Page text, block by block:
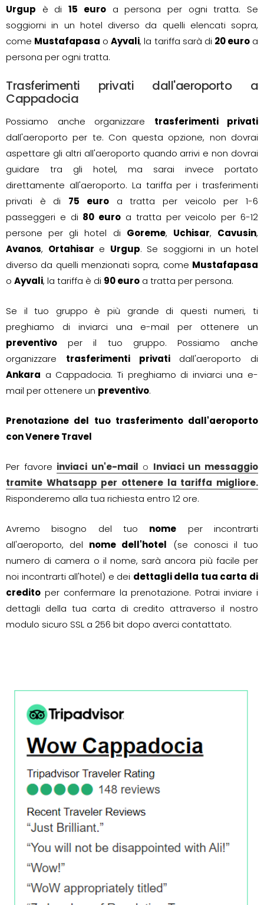
Urgup è di15 euroa persona per ogni tratta. Se
soggiorni in un hotel diverso da quelli elencati sopra,
come Mustafapasa oAyvali, la tariffa sarà di 20 euroa
persona per ogni tratta.
Trasferimenti privati dall'aeroporto a
Cappadocia
Possiamo anche organizzare trasferimenti privati
dall'aeroporto per te. Con questa opzione, non dovrai
aspettare gli altri all'aeroporto quando arrivi e non dovrai
guidare tra gli hotel, ma sarai invece portato
direttamente all'aeroporto. La tariffa per i trasferimenti
privati è di 75 euroa tratta per veicolo per 1-6
passeggeri e di 80 euro a tratta per veicolo per 6-12
persone per gli hotel di Goreme, Uchisar, Cavusin,
Avanos, Ortahisar e Urgup. Se soggiorni in un hotel
diverso da quelli menzionati sopra, come Mustafapasa
o Ayvali, la tariffa è di 90 euro a tratta per persona.
Se il tuo gruppo è più grande di questi numeri, ti
preghiamo di inviarci una e-mail per ottenere un
preventivo per il tuo gruppo. Possiamo anche
organizzare trasferimenti privatidall'aeroporto di
Ankara a Cappadocia. Ti preghiamo di inviarci una e-
mail per ottenere un preventivo.
Prenotazione del tuo trasferimento dall'aeroporto
con Venere Travel
Per favore inviaci un'e-mail o Inviaci un messaggio
tramite Whatsapp per ottenere la tariffa migliore.
Risponderemo alla tua richiesta entro 12 ore.
Avremo bisogno del tuo nome per incontrarti
all'aeroporto, del nome dell'hotel (se conosci il tuo
numero di camera o il nome, sarà ancora più facile per
noi incontrarti all'hotel) e dei dettagli della tua carta di
credito per confermare la prenotazione. Potrai inviare i
dettagli della tua carta di credito attraverso il nostro
modulo sicuro SSL a 256 bit dopo averci contattato.